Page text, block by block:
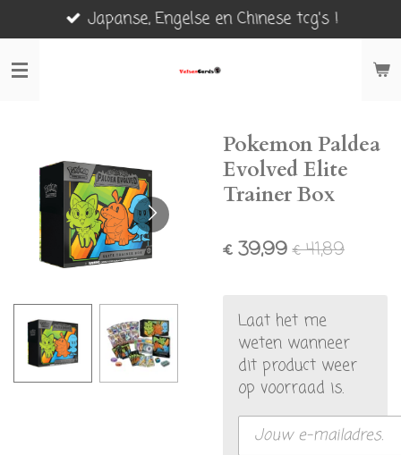
direct
naar
Japanse, Engelse en Chinese tcg's !
Pokemon Paldea
Evolved Elite
Trainer Box
€ 39,99 € 41,89
Laat het me
weten wanneer
dit product weer
op voorraad is.